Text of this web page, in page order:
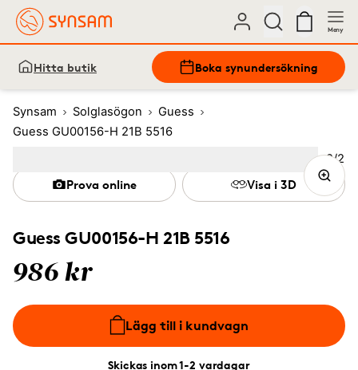
Meny
Hitta butik Boka synundersökning
Synsam Solglasögon
Guess
Guess GU00156-H 21B 5516
Guess GU00156-H 21B 5516
986 kr
Lägg till i kundvagn
Skickas inom 1-2 vardagar
Prova online Visa i 3D
Bild
2/2
(Current image)